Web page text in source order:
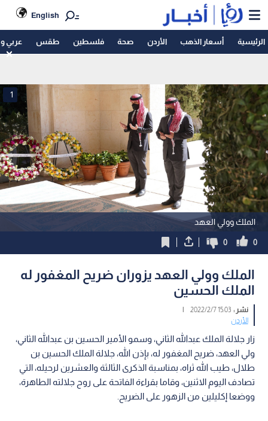
English
الرئيسية أسعار الذهب الأردن صحة فلسطين طقس عربي
الملك وولي العهد
1
0
0
الملك وولي العهد يزوران ضريح المغفور له
الملك الحسين
نشر :15:03 2022/2/7
|
الأردن
زار جلالة الملك عبدالله الثاني، وسمو الأمير الحسين بن عبدالله الثاني،
ولي العهد، ضريح المغفور له، بإذن الله، جلالة الملك الحسين بن
طلال، طيب الله ثراه، بمناسبة الذكرى الثالثة والعشرين لرحيله، التي
تصادف اليوم الاثنين، وقاما بقراءة الفاتحة على روح جلالته الطاهرة،
ووضعا إكليلين من الزهور على الضريح.